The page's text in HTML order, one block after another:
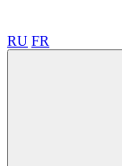
RU FR